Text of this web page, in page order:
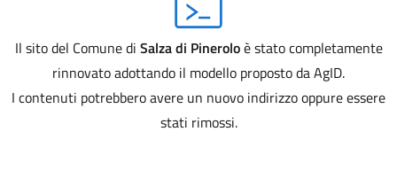
Il sito del Comune di Salza di Pineroloè stato completamente
rinnovato adottando il modello proposto da AgID.
I contenuti potrebbero avere un nuovo indirizzo oppure essere
stati rimossi.